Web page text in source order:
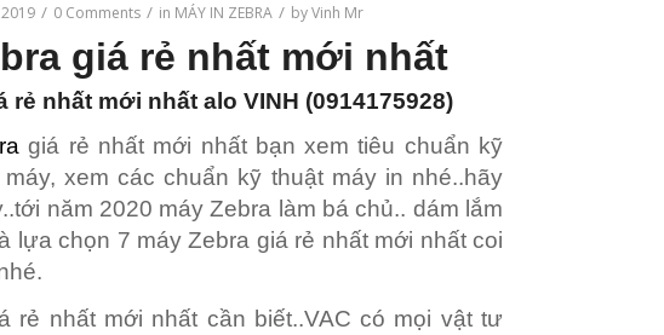
/ 0 Comments / in MÁY IN ZEBRA / byVinh Mr
giá rẻ nhất mới nhất
rẻ nhất mới nhất alo VINH (0914175928)
giá rẻ nhất mới nhất bạn xem tiêu chuẩn kỹ
xem các chuẩn kỹ thuật máy in nhé..hãy
năm 2020 máy Zebra làm bá chủ.. dám lắm
lựa chọn 7 máy Zebra giá rẻ nhất mới nhất coi
rẻ nhất mới nhất cần biết..VAC có mọi vật tư